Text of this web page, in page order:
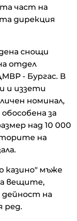
част на
дирекция
снощи
отдел
- Бургас. В
и иззети
номинал,
за
над 10 000
на
мъже
а вещите,
на
ред.